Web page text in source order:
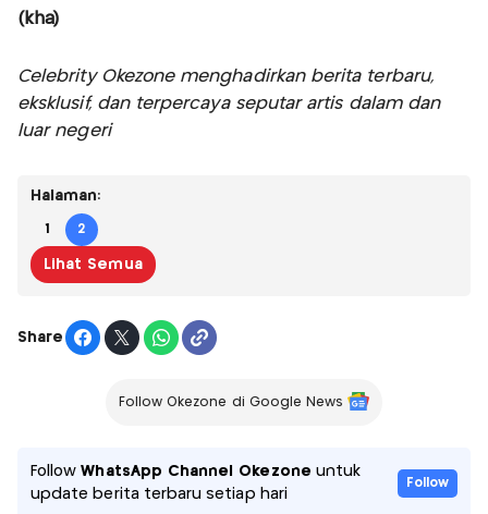
(kha)
Celebrity Okezone menghadirkan berita terbaru,
eksklusif, dan terpercaya seputar artis dalam dan
luar negeri
Halaman:
1 2
Lihat Semua
Share
Follow Okezone di Google News
FollowWhatsApp Channel Okezone untuk
update berita terbaru setiap hari
Follow